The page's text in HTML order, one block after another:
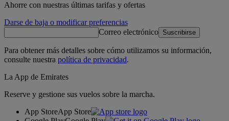
Ahorre con nuestras últimas tarifas y ofertas
Darse de baja o modificar preferencias
Correo electrónico Suscribirse
Para obtener más detalles sobre cómo utilizamos su información,
consulte nuestra política de privacidad.
La App de Emirates
Reserve y gestione sus vuelos sobre la marcha.
App StoreApp Store